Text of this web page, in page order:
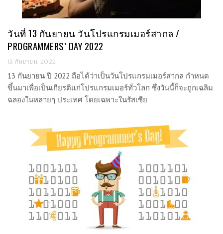
วันที่ 13 กันยายน วันโปรแกรมเมอร์สากล /
PROGRAMMERS’ DAY 2022
13 กันยายน, 2022
13 กันยายน ปี 2022 ถือได้ว่าเป็นวันโปรแกรมเมอร์สากล กำหนด
ขึ้นมาเพื่อเป็นเกียรติแก่โปรแกรมเมอร์ทั่วโลก ซึ่งวันนี้ก็จะถูกเฉลิม
ฉลองในหลายๆ ประเทศ โดยเฉพาะในรัสเซีย